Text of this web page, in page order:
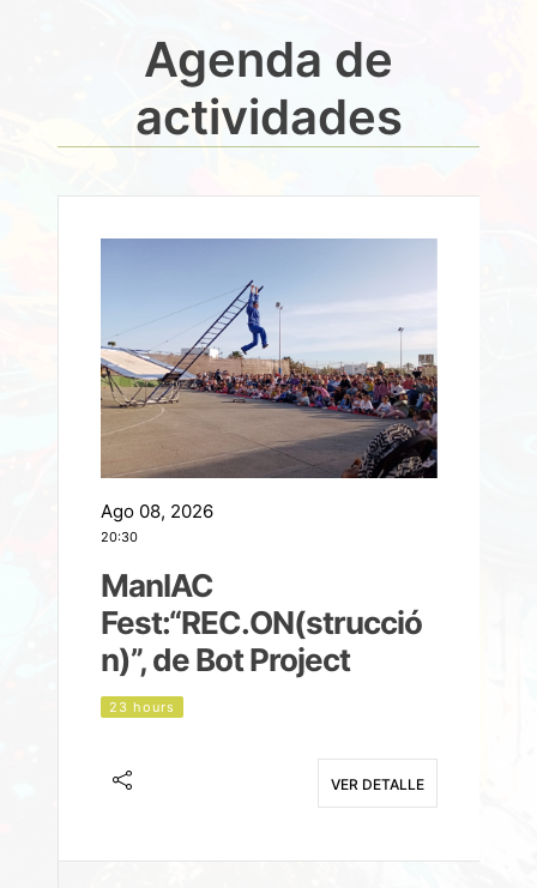
Agenda de
actividades
Ago 08, 2026
20:30
ManIAC
Fest:“REC.ON(strucció
n)”, de Bot Project
23 hours
VER DETALLE